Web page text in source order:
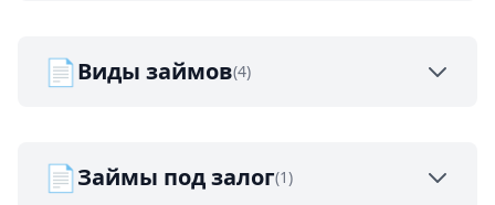
📄Виды займов(4)
📄Займы под залог(1)